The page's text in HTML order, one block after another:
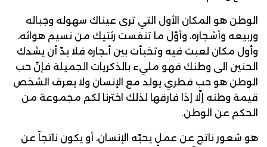
الوطن هو المكان الأول التي ترى عيناك سهوله وجباله
وربيعه وأشجاره، وأوّل ما تنفست رئتيك من نسيم هوائه،
وأول مكان لعبت فيه وتخبأت بين أـجاره فلا بدّ أن يشدك
الحنين الى وطنك فهو مليء بالذكريات الجميلة فإنّ حب
الوطن هو حب فطري يولد مع الإنسان ولا يعرف الشخص
قيمة وطنه إلّا إذا فارقها لذلك اخترنا لكم مجموعة من
الحكم عن الوطن.
هو شعور ناتج عن عملٍ يحبّه الإنسان، أو يكون ناتجاً عن